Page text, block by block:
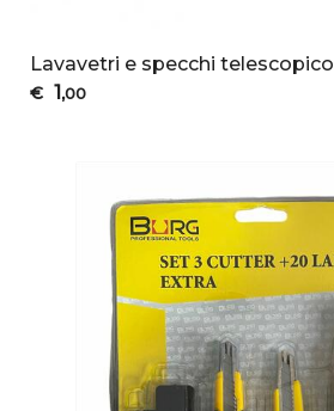
Lavavetri e specchi telescopico
€ 1 ,00